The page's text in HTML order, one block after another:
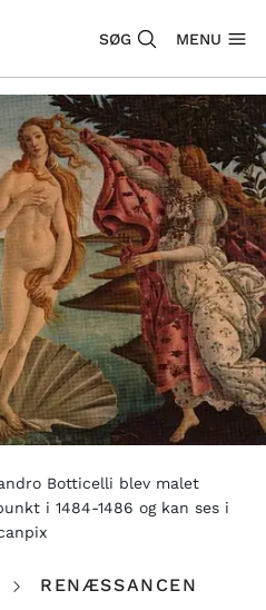
SØG MENU
Botticelli blev malet
i 1484-1486 og kan ses i
RENÆSSANCEN